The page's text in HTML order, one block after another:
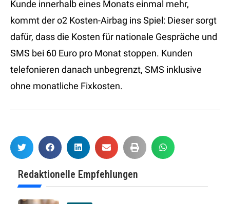
Kunde innerhalb eines Monats einmal mehr,
kommt der o2 Kosten-Airbag ins Spiel: Dieser sorgt
dafür, dass die Kosten für nationale Gespräche und
SMS bei 60 Euro pro Monat stoppen. Kunden
telefonieren danach unbegrenzt, SMS inklusive
ohne monatliche Fixkosten.
Redaktionelle Empfehlungen